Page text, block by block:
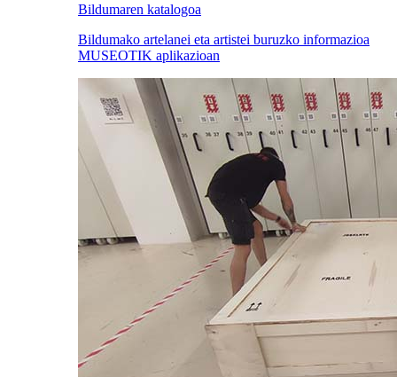
Bildumaren katalogoa
Bildumako artelanei eta artistei buruzko informazioa
MUSEOTIK aplikazioan